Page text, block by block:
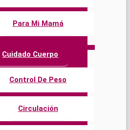
Para Mi Mamá
Cuidado Cuerpo
Control De Peso
Circulación